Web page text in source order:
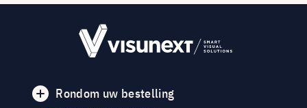
Rondom uw bestelling